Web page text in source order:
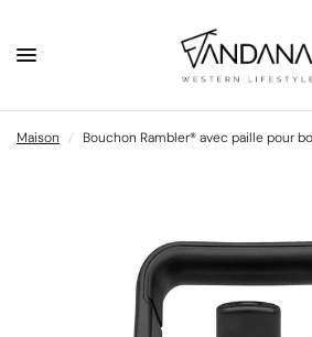
Maison / Bouchon Rambler® avec paille pour